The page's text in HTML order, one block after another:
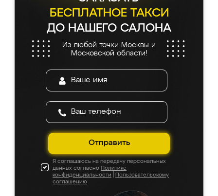
БЕСПЛАТНОЕ ТАКСИ
ДО НАШЕГО САЛОНА
Из любой точки Москвы и
Московской области!
Отправить
Я соглашаюсь на передачу персональных
данных согласно Политике
конфиденциальности
Пользовательскому
соглашению